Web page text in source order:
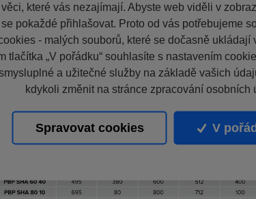
které vás nezajímají. Abyste web viděli v
pokaždé přihlašovat. Proto od vás potřebujeme
- malých souborů, které se dočasně ukládají
tlačítka „V pořádku“ souhlasíte s nastavením
a užitečné služby na základě vašich
kdykoli změnit na stránce zpracování osobních
Spravovat cookies V